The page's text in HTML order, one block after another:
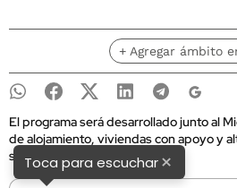
+ Agregar ámbito
El programa será desarrollado junto al
de alojamiento, viviendas con apoyo y
social.Toca para escuchar×